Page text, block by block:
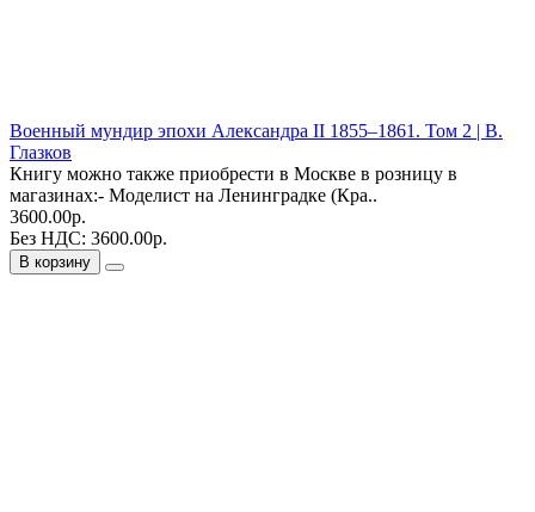
Военный мундир эпохи Александра II 1855–1861. Том 2 | В.
Глазков
Книгу можно также приобрести в Москве в розницу в
магазинах:- Моделист на Ленинградке (Кра..
3600.00р.
Без НДС: 3600.00р.
В корзину